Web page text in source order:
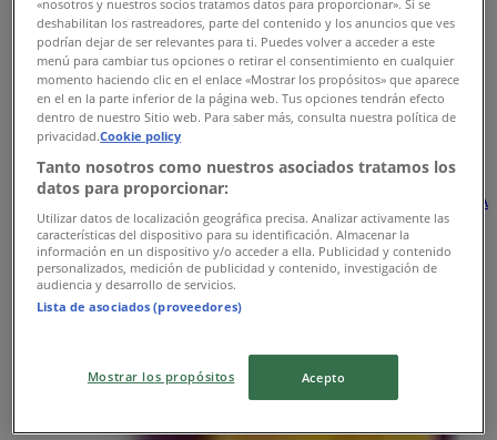
2.2 km
Peter Piper Pizza
AV VICENTE GUERRERO #2500 NTE. PLAZA CENTRIKA
FRACC. CÉNTRIKA, Monterrey
4.4 km
deshabilitan los rastreadores, parte del contenido y los anuncios que ves
podrían dejar de ser relevantes para ti. Puedes volver a acceder a este
menú para cambiar tus opciones o retirar el consentimiento en cualquier
momento haciendo clic en el enlace «Mostrar los propósitos» que aparece
en el en la parte inferior de la página web. Tus opciones tendrán efecto
dentro de nuestro Sitio web. Para saber más, consulta nuestra política de
privacidad.Cookie policy
Tanto nosotros como nuestros asociados tratamos los
datos para proporcionar:
Utilizar datos de localización geográfica precisa. Analizar activamente las
características del dispositivo para su identificación. Almacenar la
información en un dispositivo y/o acceder a ella. Publicidad y contenido
personalizados, medición de publicidad y contenido, investigación de
audiencia y desarrollo de servicios.
Lista de asociados (proveedores)
Mostrar los propósitos Acepto